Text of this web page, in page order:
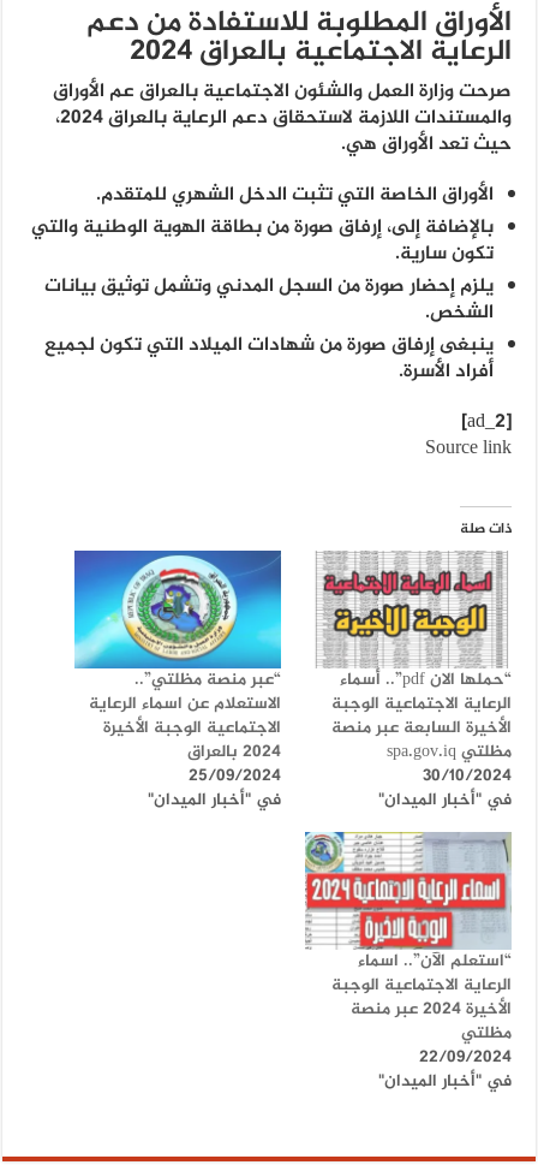
الأوراق المطلوبة للاستفادة من دعم
الرعاية الاجتماعية بالعراق 2024
صرحت وزارة العمل والشئون الاجتماعية بالعراق عم الأوراق
والمستندات اللازمة لاستحقاق دعم الرعاية بالعراق 2024،
حيث تعد الأوراق هي.
الأوراق الخاصة التي تثبت الدخل الشهري للمتقدم.
بالإضافة إلى، إرفاق صورة من بطاقة الهوية الوطنية والتي
تكون سارية.
يلزم إحضار صورة من السجل المدني وتشمل توثيق بيانات
الشخص.
ينبغى إرفاق صورة من شهادات الميلاد التي تكون لجميع
أفراد الأسرة.
[ad_2]
Source link
ذات صلة
“حملها الان pdf”.. أسماء
الرعاية الاجتماعية الوجبة
الأخيرة السابعة عبر منصة
مظلتي spa.gov.iq
30/10/2024
في "أخبار الميدان"
“عبر منصة مظلتي”..
الاستعلام عن اسماء الرعاية
الاجتماعية الوجبة الأخيرة
2024 بالعراق
25/09/2024
في "أخبار الميدان"
“استعلم الآن”.. اسماء
الرعاية الاجتماعية الوجبة
الأخيرة 2024 عبر منصة
مظلتي
22/09/2024
في "أخبار الميدان"